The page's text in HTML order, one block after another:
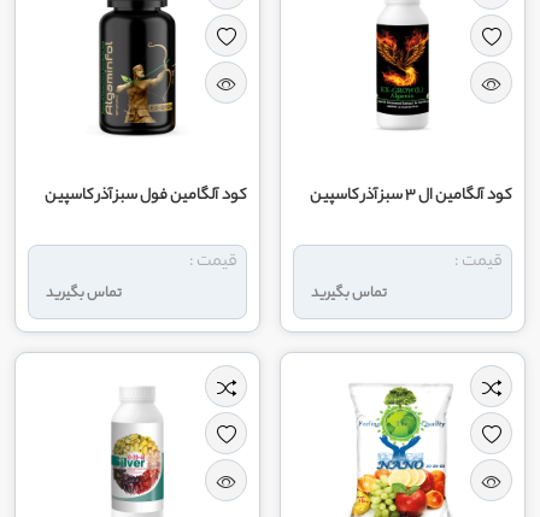
کود آلگامین ال 3 سبز آذر کاسپین
تماس بگیرید
قیمت :
کود آلگامین فول سبز آذر کاسپین
تماس بگیرید
قیمت :